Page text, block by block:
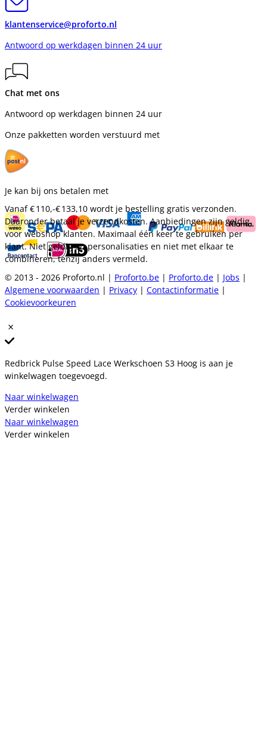
klantenservice@proforto.nl
Antwoord op werkdagen binnen 24 uur
Chat met ons
Antwoord op werkdagen binnen 24 uur
Onze pakketten worden verstuurd met
Je kan bij ons betalen met
Vanaf€ 110,-€ 133,10 wordt je bestelling gratis verzonden.
Daaronder betaal je verzendkosten. Aanbiedingen zijn geldig
voor webshop klanten. Maximaal één keer te gebruiken per
klant. Niet geldig op personalisaties en niet met elkaar te
combineren, tenzij anders vermeld.
© 2013 - 2026 Proforto.nl | Proforto.be | Proforto.de | Jobs |
Algemene voorwaarden | Privacy | Contactinformatie |
Cookievoorkeuren
Redbrick Pulse Speed Lace Werkschoen S3 Hoog is aan je
winkelwagen toegevoegd.
Naar winkelwagen
Verder winkelen
Naar winkelwagen
Verder winkelen